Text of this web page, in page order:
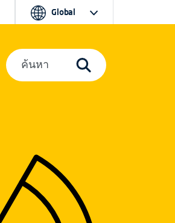
Global
ค้นหา